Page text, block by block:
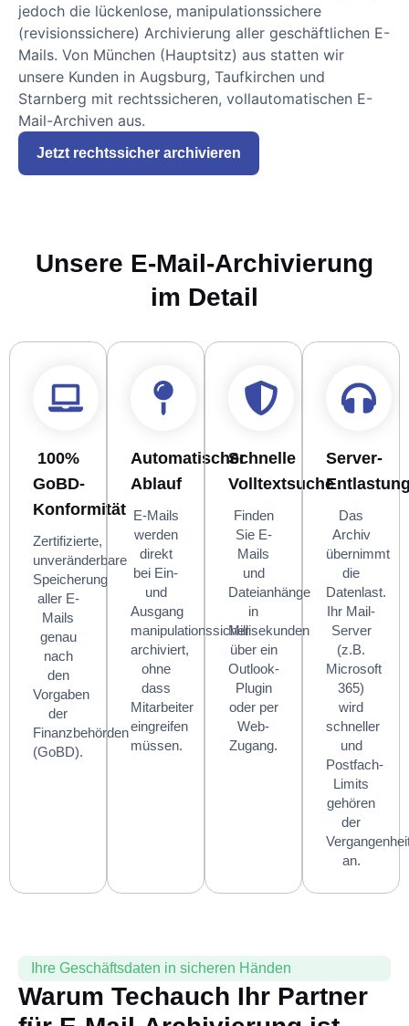
jedoch die lückenlose, manipulationssichere
(revisionssichere) Archivierung aller geschäftlichen E-
Mails. Von München (Hauptsitz) aus statten wir
unsere Kunden in Augsburg, Taufkirchen und
Starnberg mit rechtssicheren, vollautomatischen E-
Mail-Archiven aus.
Jetzt rechtssicher archivieren
Unsere E-Mail-Archivierung
im Detail
100%
GoBD-
Konformität
Zertifizierte,
unveränderbare
Speicherung
aller E-
Mails
genau
nach
den
Vorgaben
der
Finanzbehörden
(GoBD).
Automatischer
Ablauf
E-Mails
werden
direkt
bei Ein-
und
Ausgang
manipulationssicher
archiviert,
ohne
dass
Mitarbeiter
eingreifen
müssen.
Schnelle
Volltextsuche
Finden
Sie E-
Mails
und
Dateianhänge
in
Millisekunden
über ein
Outlook-
Plugin
oder per
Web-
Zugang.
Server-
Das
Archiv
übernimmt
die
Datenlast.
Ihr Mail-
Server
(z.B.
Microsoft
365)
wird
schneller
und
Postfach-
Limits
gehören
der
an.
Ihre Geschäftsdaten in sicheren Händen
Warum Techauch Ihr Partner